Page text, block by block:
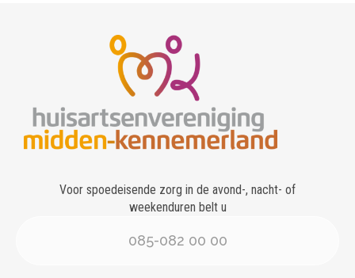
Voor spoedeisende zorg in de avond-, nacht- of
weekenduren belt u
085-082 00 00